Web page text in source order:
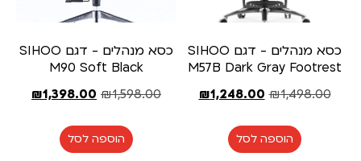
כסא מנהלים - דגם SIHOO
M57B Dark Gray Footrest
₪1,498.00
₪1,248.00
הוספה לסל
כסא מנהלים - דגם SIHOO
M90 Soft Black
₪1,598.00
₪1,398.00
הוספה לסל